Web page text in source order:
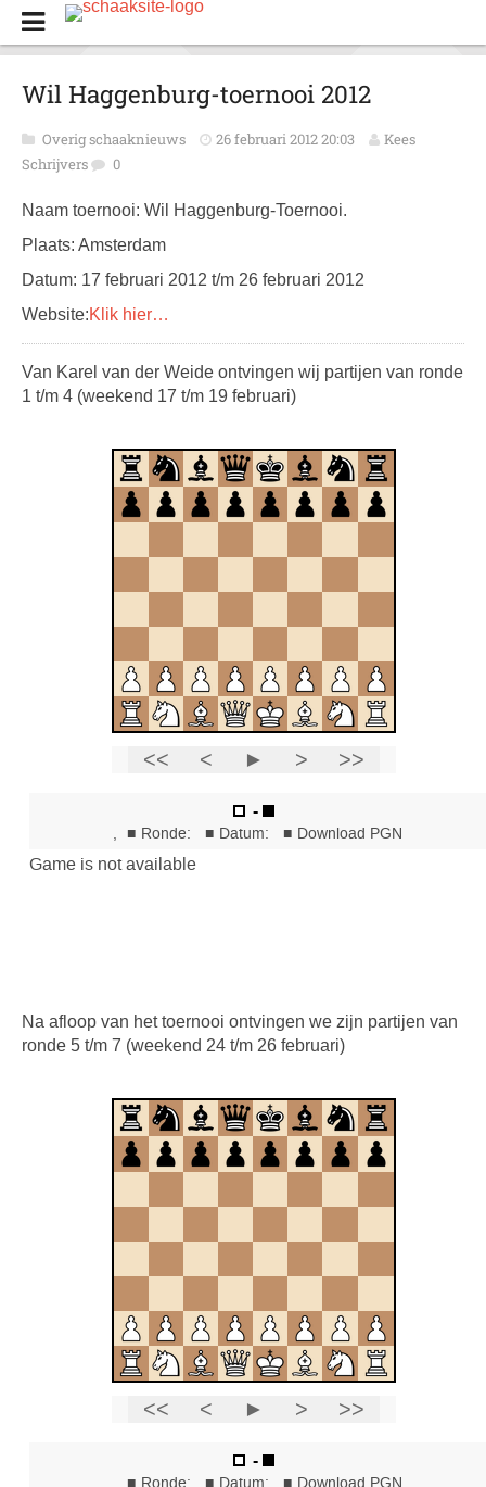
Wil Haggenburg-toernooi 2012
Overig schaaknieuws 26 februari 2012 20:03
Kees
Schrijvers
0
Naam toernooi: Wil Haggenburg-Toernooi.
Plaats: Amsterdam
Datum: 17 februari 2012 t/m 26 februari 2012
Website:Klik hier…
Van Karel van der Weide ontvingen wij partijen van ronde
1 t/m 4 (weekend 17 t/m 19 februari)
Na afloop van het toernooi ontvingen we zijn partijen van
ronde 5 t/m 7 (weekend 24 t/m 26 februari)